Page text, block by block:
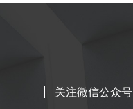
关注微信公众号